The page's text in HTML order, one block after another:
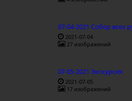
07-04-2021 Собор всех
2021-07-04
27 изображений
07-05-2021 Экскурсия
2021-07-05
17 изображений